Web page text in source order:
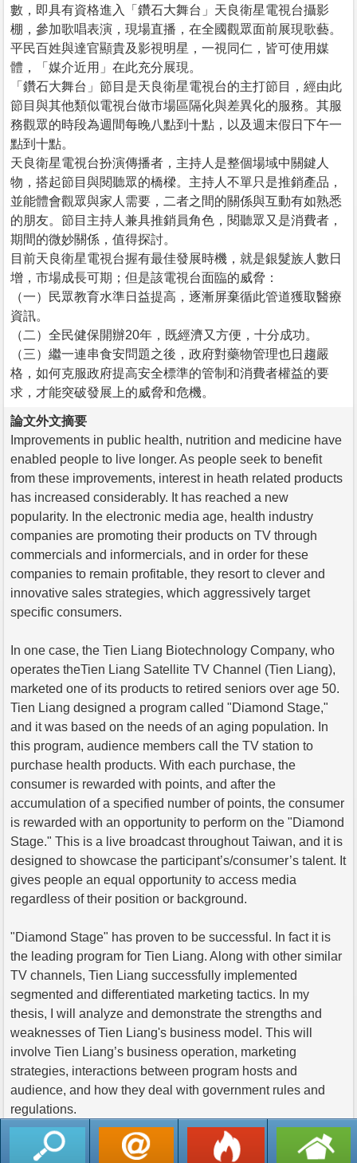
數，即具有資格進入「鑽石大舞台」天良衛星電視台攝影
棚，參加歌唱表演，現場直播，在全國觀眾面前展現歌藝。
平民百姓與達官顯貴及影視明星，一視同仁，皆可使用媒
體，「媒介近用」在此充分展現。
「鑽石大舞台」節目是天良衛星電視台的主打節目，經由此
節目與其他類似電視台做市場區隔化與差異化的服務。其服
務觀眾的時段為週間每晚八點到十點，以及週末假日下午一
點到十點。
天良衛星電視台扮演傳播者，主持人是整個場域中關鍵人
物，搭起節目與閱聽眾的橋樑。主持人不單只是推銷產品，
並能體會觀眾與家人需要，二者之間的關係與互動有如熟悉
的朋友。節目主持人兼具推銷員角色，閱聽眾又是消費者，
期間的微妙關係，值得探討。
目前天良衛星電視台握有最佳發展時機，就是銀髮族人數日
增，市場成長可期；但是該電視台面臨的威脅：
（一）民眾教育水準日益提高，逐漸屏棄循此管道獲取醫療
資訊。
（二）全民健保開辦20年，既經濟又方便，十分成功。
（三）繼一連串食安問題之後，政府對藥物管理也日趨嚴
格，如何克服政府提高安全標準的管制和消費者權益的要
求，才能突破發展上的威脅和危機。
論文外文摘要
Improvements in public health, nutrition and medicine have
enabled people to live longer. As people seek to benefit
from these improvements, interest in heath related products
has increased considerably. It has reached a new
popularity. In the electronic media age, health industry
companies are promoting their products on TV through
commercials and informercials, and in order for these
companies to remain profitable, they resort to clever and
innovative sales strategies, which aggressively target
specific consumers.
In one case, the Tien Liang Biotechnology Company, who
operates theTien Liang Satellite TV Channel (Tien Liang),
marketed one of its products to retired seniors over age 50.
Tien Liang designed a program called "Diamond Stage,"
and it was based on the needs of an aging population. In
this program, audience members call the TV station to
purchase health products. With each purchase, the
consumer is rewarded with points, and after the
accumulation of a specified number of points, the consumer
is rewarded with an opportunity to perform on the "Diamond
Stage." This is a live broadcast throughout Taiwan, and it is
designed to showcase the participant’s/consumer’s talent. It
gives people an equal opportunity to access media
regardless of their position or background.
"Diamond Stage" has proven to be successful. In fact it is
the leading program for Tien Liang. Along with other similar
TV channels, Tien Liang successfully implemented
segmented and differentiated marketing tactics. In my
thesis, I will analyze and demonstrate the strengths and
weaknesses of Tien Liang's business model. This will
involve Tien Liang’s business operation, marketing
strategies, interactions between program hosts and
audience, and how they deal with government rules and
regulations.
返回列表